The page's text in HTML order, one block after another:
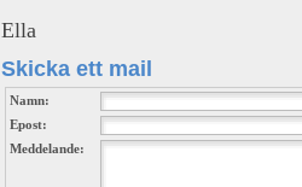
Ella
Skicka ett mail
Namn:
Epost:
Meddelande: